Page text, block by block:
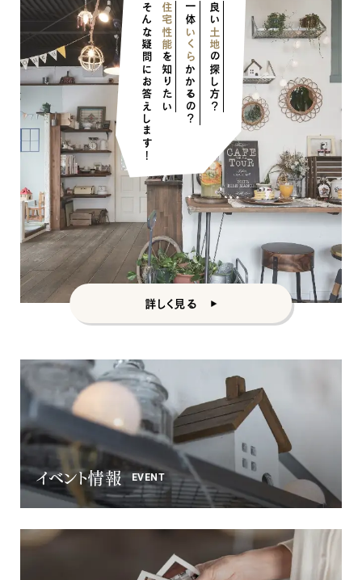
住宅性能
を知りたい
一体
いくら
かかるの？
良い
土地
の探し方？
そんな疑問にお答えします！
詳しく見る
イベント情報 EVENT